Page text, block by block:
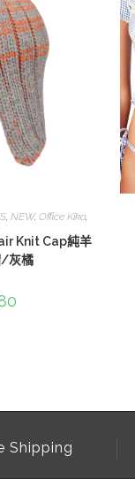
, NEW, Office Kiko,
Knit Cap純羊
/灰橘
Shipping